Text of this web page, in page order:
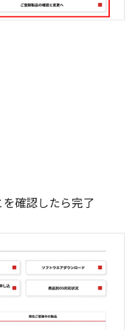
確認したら完了